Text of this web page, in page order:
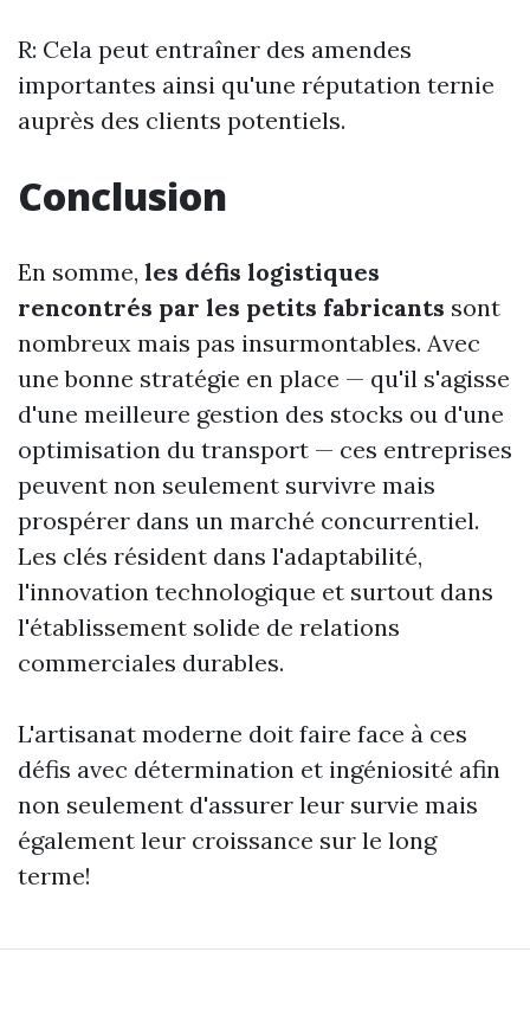
R: Cela peut entraîner des amendes
importantes ainsi qu'une réputation ternie
auprès des clients potentiels.
Conclusion
En somme, les défis logistiques
rencontrés par les petits fabricants sont
nombreux mais pas insurmontables. Avec
une bonne stratégie en place — qu'il s'agisse
d'une meilleure gestion des stocks ou d'une
optimisation du transport — ces entreprises
peuvent non seulement survivre mais
prospérer dans un marché concurrentiel.
Les clés résident dans l'adaptabilité,
l'innovation technologique et surtout dans
l'établissement solide de relations
commerciales durables.
L'artisanat moderne doit faire face à ces
défis avec détermination et ingéniosité afin
non seulement d'assurer leur survie mais
également leur croissance sur le long
terme!